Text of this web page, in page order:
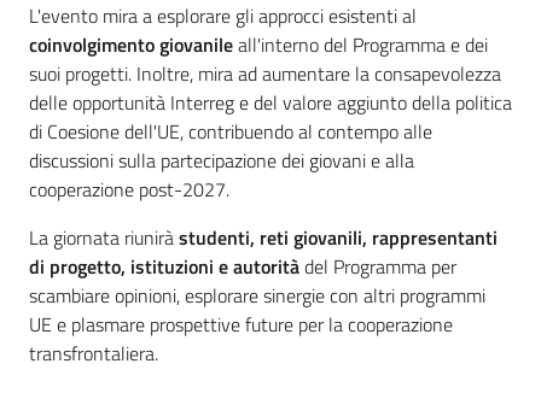
Leggi Atti Bandi
Piani Programmi Progetti
L'evento mira a esplorare gli approcci esistenti al
coinvolgimento giovanileall'interno del Programma e dei
suoi progetti. Inoltre, mira ad aumentare la consapevolezza
delle opportunità Interreg e del valore aggiunto della politica
di Coesione dell'UE, contribuendo al contempo alle
discussioni sulla partecipazione dei giovani e alla
cooperazione post-2027.
La giornata riuniràstudenti, reti giovanili, rappresentanti
di progetto, istituzioni e autoritàdel Programma per
scambiare opinioni, esplorare sinergie con altri programmi
UE e plasmare prospettive future per la cooperazione
transfrontaliera.